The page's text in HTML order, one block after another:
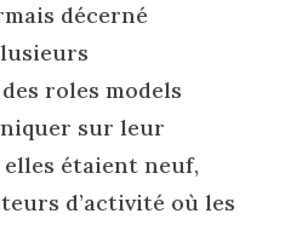
décerné
roles models
sur leur
elles étaient neuf,
d’activité où les